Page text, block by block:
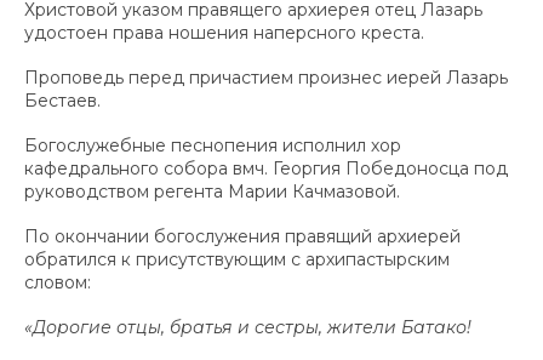
Христовой указом правящего архиерея отец Лазарь
удостоен права ношения наперсного креста.
Проповедь перед причастием произнес иерей Лазарь
Бестаев.
Богослужебные песнопения исполнил хор
кафедрального собора вмч. Георгия Победоносца под
руководством регента Марии Качмазовой.
По окончании богослужения правящий архиерей
обратился к присутствующим с архипастырским
словом:
«Дорогие отцы, братья и сестры, жители Батако!